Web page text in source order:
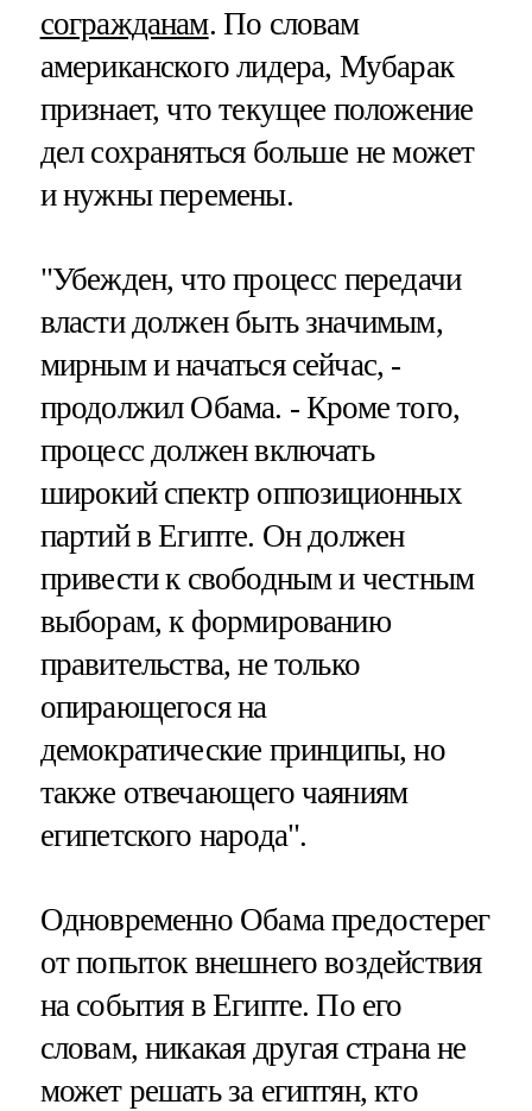
согражданам. По словам
американского лидера, Мубарак
признает, что текущее положение
дел сохраняться больше не может
и нужны перемены.
"Убежден, что процесс передачи
власти должен быть значимым,
мирным и начаться сейчас, -
продолжил Обама. - Кроме того,
процесс должен включать
широкий спектр оппозиционных
партий в Египте. Он должен
привести к свободным и честным
выборам, к формированию
правительства, не только
опирающегося на
демократические принципы, но
также отвечающего чаяниям
египетского народа".
Одновременно Обама предостерег
от попыток внешнего воздействия
на события в Египте. По его
словам, никакая другая страна не
может решать за египтян, кто